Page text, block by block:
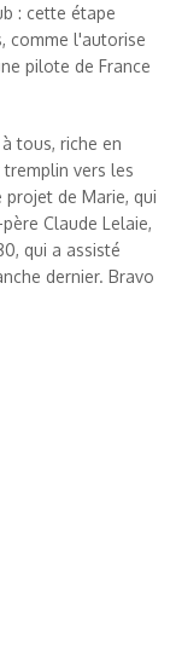
: cette étape
comme l'autorise
pilote de France
tous, riche en
vers les
de Marie, qui
Claude Lelaie,
qui a assisté
dernier. Bravo